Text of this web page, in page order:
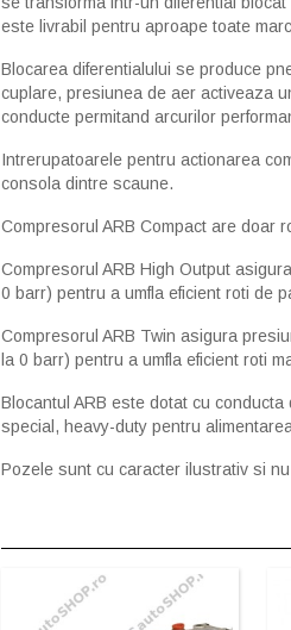
este livrabil pentru aproape toate
Blocarea diferentialului se produce
cuplare, presiunea de aer activeaza
conducte permitand arcurilor
Intrerupatoarele pentru actionarea
consola dintre scaune.
Compresorul ARB Compact are doar
Compresorul ARB High Output
0 barr) pentru a umfla eficient roti de
Compresorul ARB Twin asigura
la 0 barr) pentru a umfla eficient roti
Blocantul ARB este dotat cu
special, heavy-duty pentru
Pozele sunt cu caracter ilustrativ si